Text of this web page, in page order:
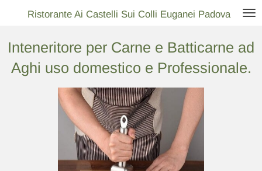
contenuto
principale
Ristorante Ai Castelli Sui Colli Euganei Padova
Inteneritore per Carne e Batticarne ad
Aghi uso domestico e Professionale.